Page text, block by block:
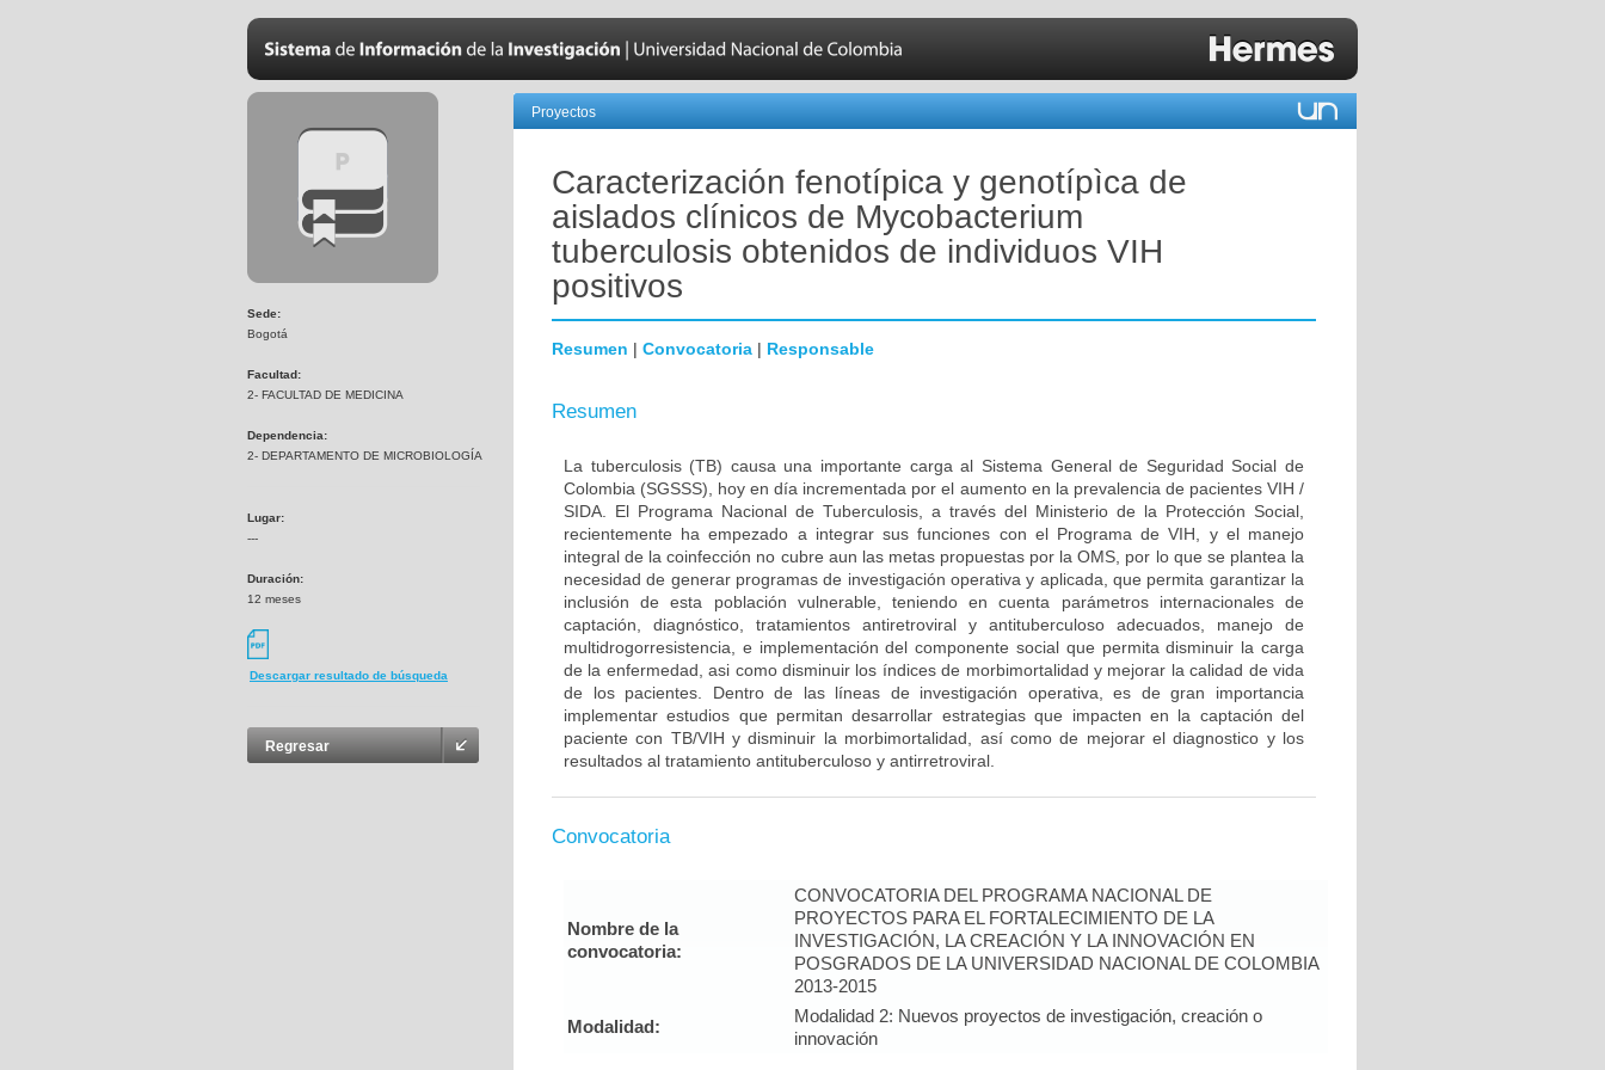
Sede:
Bogotá
Facultad:
2- FACULTAD DE MEDICINA
Dependencia:
2- DEPARTAMENTO DE MICROBIOLOGÍA
Lugar:
---
Duración:
12 meses
Descargar resultado de búsqueda
Regresar
Proyectos
Caracterización fenotípica y genotípìca de
aislados clínicos de Mycobacterium
tuberculosis obtenidos de individuos VIH
positivos
Resumen | Convocatoria | Responsable
Resumen
La tuberculosis (TB) causa una importante carga al Sistema General de Seguridad Social de
Colombia (SGSSS), hoy en día incrementada por el aumento en la prevalencia de pacientes VIH /
SIDA. El Programa Nacional de Tuberculosis, a través del Ministerio de la Protección Social,
recientemente ha empezado a integrar sus funciones con el Programa de VIH, y el manejo
integral de la coinfección no cubre aun las metas propuestas por la OMS, por lo que se plantea la
necesidad de generar programas de investigación operativa y aplicada, que permita garantizar la
inclusión de esta población vulnerable, teniendo en cuenta parámetros internacionales de
captación, diagnóstico, tratamientos antiretroviral y antituberculoso adecuados, manejo de
multidrogorresistencia, e implementación del componente social que permita disminuir la carga
de la enfermedad, asi como disminuir los índices de morbimortalidad y mejorar la calidad de vida
de los pacientes. Dentro de las líneas de investigación operativa, es de gran importancia
implementar estudios que permitan desarrollar estrategias que impacten en la captación del
paciente con TB/VIH y disminuir la morbimortalidad, así como de mejorar el diagnostico y los
resultados al tratamiento antituberculoso y antirretroviral.
Convocatoria
Nombre de la
convocatoria:
CONVOCATORIA DEL PROGRAMA NACIONAL DE
PROYECTOS PARA EL FORTALECIMIENTO DE LA
INVESTIGACIÓN, LA CREACIÓN Y LA INNOVACIÓN EN
POSGRADOS DE LA UNIVERSIDAD NACIONAL DE COLOMBIA
2013-2015
Modalidad:
Modalidad 2: Nuevos proyectos de investigación, creación o
innovación